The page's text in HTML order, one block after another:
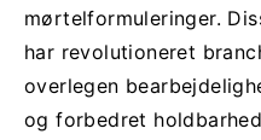
mørtelformuleringer.
har revolutioneret
overlegen
og forbedret